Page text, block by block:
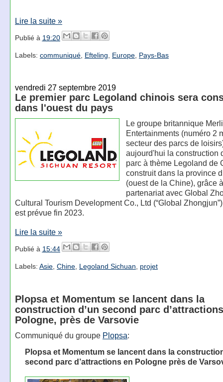
Lire la suite »
Publié à 19:20
Labels: communiqué, Efteling Europe, Pays-Bas
vendredi 27 septembre 2019
Le premier parc Legoland chinois sera
dans l'ouest du pays
Le groupe britannique
Entertainments (numéro 2
secteur des parcs de
aujourd'hui la construction
parc à thème Legoland de
construit dans la province
(ouest de la Chine), grâce
partenariat avec Global
Cultural Tourism Development Co., Ltd (“Global
est prévue fin 2023.
Lire la suite »
Publié à 15:44
Labels: Asie, Chine, Legoland Sichuan projet
Plopsa et Momentum se lancent dans la
construction d’un second parc
Pologne, près de Varsovie
Communiqué du groupe Plopsa:
Plopsa et Momentum se lancent dans la
second parc d’attractions en Pologne près de